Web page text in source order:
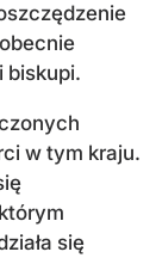
biskupi.
w tym kraju.
się